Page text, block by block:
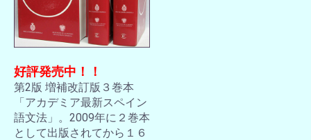
好評発売中！！
第2版 増補改訂版３巻本
「アカデミア最新スペイン
語文法」。2009年に２巻本
として出版されてから１６